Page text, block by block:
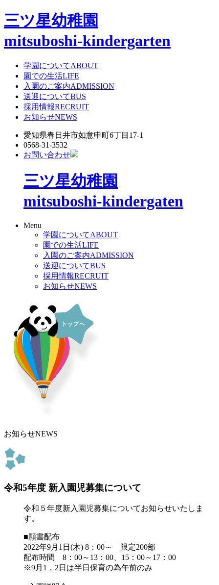
三ツ星幼稚園
mitsuboshi-kindergarten
学園についてABOUT
園での生活LIFE
入園のご案内ADMISSION
送迎についてBUS
採用情報RECRUIT
お知らせNEWS
愛知県春日井市如意申町6丁目17-1
0568-31-3532
お問い合わせ
三ツ星幼稚園
mitsuboshi-kindergaten
Menu
学園についてABOUT
園での生活LIFE
入園のご案内ADMISSION
送迎についてBUS
採用情報RECRUIT
お知らせNEWS
お知らせNEWS
令和5年度 新入園児募集について
令和５年度新入園児募集についてお知らせいたしま
す。
■願書配布
2022年9月1日(木) 8：00～ 限定200部
配布時間 8：00～13：00、15：00～17：00
※9月1，2日は半日保育の為午前のみ